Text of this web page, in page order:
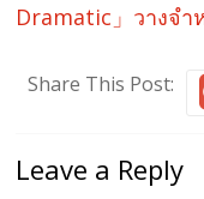
Dramatic」วางจ
Share This Post:
Leave a Reply